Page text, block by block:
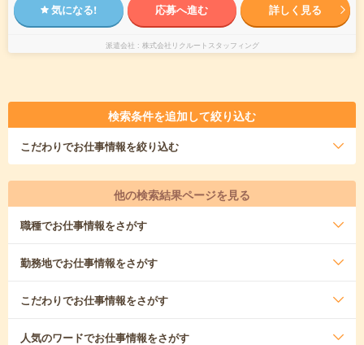
気になる! 応募へ進む 詳しく見る
派遣会社 株式会社リクルートスタッフィング
検索条件を追加して絞り込む
こだわりでお仕事情報を絞り込む
他の検索結果ページを見る
職種でお仕事情報をさがす
勤務地でお仕事情報をさがす
こだわりでお仕事情報をさがす
人気のワードでお仕事情報をさがす